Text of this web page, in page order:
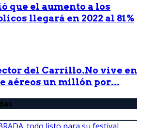
que el aumento a los
llegará en 2022 al 81%
del Carrillo.No vive en
aéreos un millón por...